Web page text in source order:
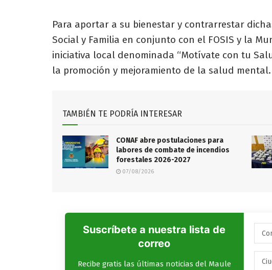
Para aportar a su bienestar y contrarrestar
Social y Familia en conjunto con el FOSIS y la
iniciativa local denominada “Motívate con tu
la promoción y mejoramiento de la salud mental.
TAMBIÉN TE PODRÍA INTERESAR
CONAF abre postulaciones para
labores de combate de incendios
forestales 2026-2027
07/08/2026
Suscríbete a nuestra lista de
correo
Recibe gratis las últimas noticias del Maule